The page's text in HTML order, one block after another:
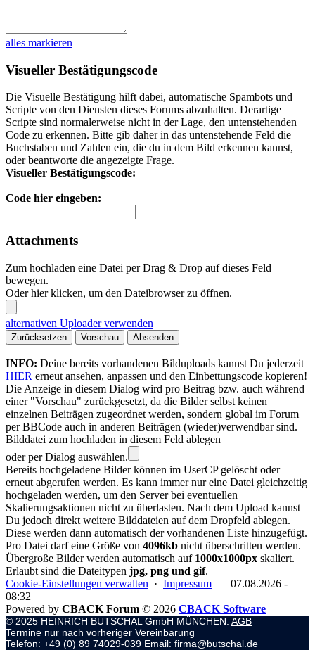
alles markieren
Visueller Bestätigungscode
Die Visuelle Bestätigung hilft dabei, automatische Spambots und
Scripte von den Diensten dieses Forums abzuhalten. Derartige
Scripte sind normalerweise nicht in der Lage, den untenstehenden
Code zu erkennen. Bitte gib daher in das untenstehende Feld die
Buchstaben und Zahlen ein, die du in dem Bild erkennen kannst,
oder beantworte die angezeigte Frage.
Visueller Bestätigungscode:
Code hier eingeben:
Attachments
Zum hochladen eine Datei per Drag & Drop auf dieses Feld
bewegen.
Oder hier klicken, um den Dateibrowser zu öffnen.
alternativen Uploader verwenden
Zurücksetzen Vorschau Absenden
INFO: Deine bereits vorhandenen Bilduploads kannst Du jederzeit
HIER erneut ansehen, anpassen und den Einbettungscode kopieren!
Die Anzeige in diesem Dialog wird pro Beitrag bzw. auch während
einer "Vorschau" zurückgesetzt, da die Bilder selbst keinen
einzelnen Beiträgen zugeordnet werden, sondern global im Forum
per BBCode auch in anderen Beiträgen (wieder)verwendbar sind.
Bilddatei zum hochladen in diesem Feld ablegen
oder per Dialog auswählen.
Bereits hochgeladene Bilder können im UserCP gelöscht oder
erneut abgerufen werden. Es kann immer nur eine Datei gleichzeitig
hochgeladen werden, um den Server bei eventuellen
Skalierungsaktionen nicht zu überlasten. Nach dem Upload kannst
Du jedoch direkt weitere Bilddateien auf dem Dropfeld ablegen.
Diese werden dann automatisch der vorhandenen Liste hinzugefügt.
Pro Datei darf eine Größe von 4096kb nicht überschritten werden.
Übergroße Bilder werden automatisch auf 1000x1000px skaliert.
Erlaubt sind die Dateitypen jpg, png und gif.
Cookie-Einstellungen verwalten · Impressum |
07.08.2026 -
08:32
Powered by CBACK Forum © 2026 CBACK Software
© 2025 HEINRICH BUTSCHAL GmbH MÜNCHEN. AGB
Termine nur nach vorheriger Vereinbarung
Telefon: +49 (0) 89 74029-039 Email: firma@butschal.de